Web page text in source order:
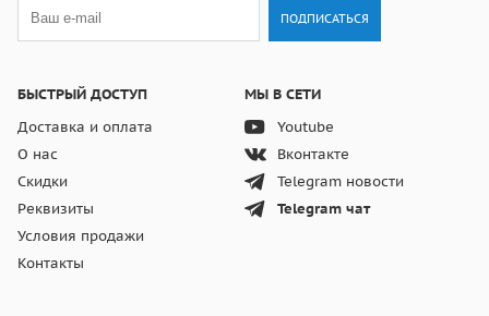
БЫСТРЫЙ ДОСТУП
Доставка и оплата
О нас
Скидки
Реквизиты
Условия продажи
Контакты
МЫ В СЕТИ
Youtube
Вконтакте
Telegram новости
Telegram чат
ПОДПИСАТЬСЯ